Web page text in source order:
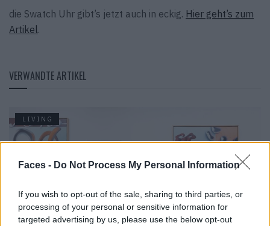
Faces - Do Not Process My Personal Information
If you wish to opt-out of the sale, sharing to third parties, or
processing of your personal or sensitive information for
targeted advertising by us, please use the below opt-out
die Swatch Uhr gibt’s jetzt auch in eckig. Hier geht’s zum
Artikel.
VERWANDTE ARTIKEL
LIVING